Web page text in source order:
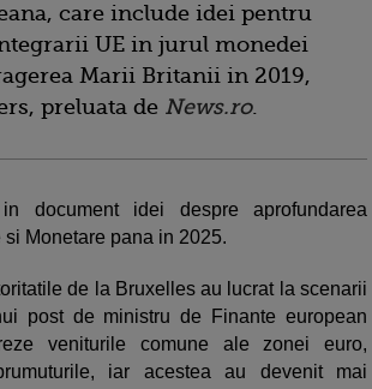
care include idei pentru
UE in jurul monedei
Marii Britanii in 2019,
preluata de News.ro.
document idei despre aprofundarea
Monetare pana in 2025.
de la Bruxelles au lucrat la scenarii
post de ministru de Finante european
veniturile comune ale zonei euro,
iar acestea au devenit mai